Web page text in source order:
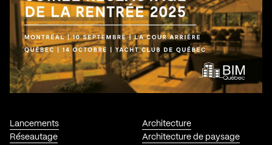
Lancements
Réseautage
Architecture
Architecture de paysage